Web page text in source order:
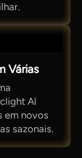
Várias
Al
em novos
sazonais.